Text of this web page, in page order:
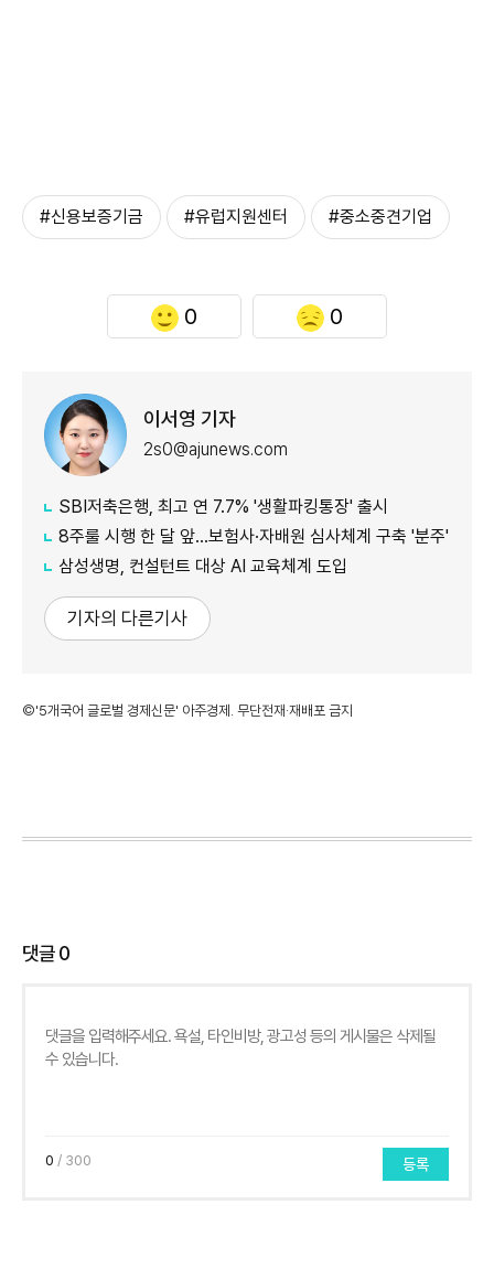
#신용보증기금 #유럽지원센터 #중소중견기업
0 0
이서영 기자
2s0@ajunews.com
SBI저축은행, 최고 연 7.7% '생활파킹통장' 출시
8주룰 시행 한 달 앞…보험사·자배원 심사체계 구축 '분주'
삼성생명, 컨설턴트 대상 AI 교육체계 도입
기자의 다른기사
©'5개국어 글로벌 경제신문' 아주경제. 무단전재·재배포 금지
댓글0
0 / 300 등록